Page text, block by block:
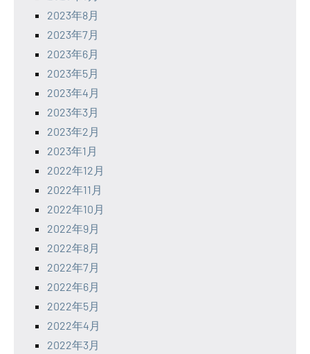
2023年8月
2023年7月
2023年6月
2023年5月
2023年4月
2023年3月
2023年2月
2023年1月
2022年12月
2022年11月
2022年10月
2022年9月
2022年8月
2022年7月
2022年6月
2022年5月
2022年4月
2022年3月